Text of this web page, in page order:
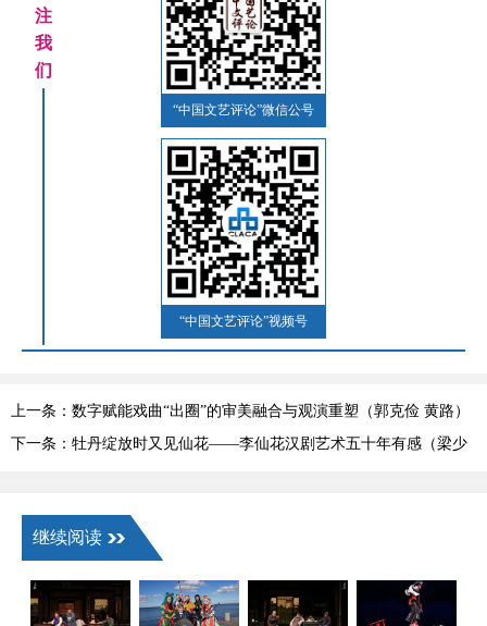
注
我
们
“中国文艺评论”微信公号
“中国文艺评论”视频号
上一条：数字赋能戏曲“出圈”的审美融合与观演重塑（郭克俭 黄路）
下一条：牡丹绽放时又见仙花——李仙花汉剧艺术五十年有感（梁少
继续阅读